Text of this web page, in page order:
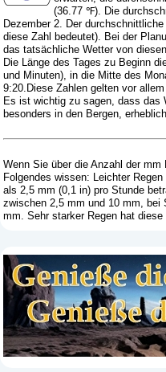
(36.77 ℉). Die
Dezember 2. Der
diese Zahl bedeutet). Bei der
das tatsächliche Wetter von
Die Länge des Tages zu Beginn
und Minuten), in die Mitte des
9:20.Diese Zahlen gelten vor
Es ist wichtig zu sagen, dass das
besonders in den Bergen,
Wenn Sie über die Anzahl der
Folgendes wissen: Leichter
als 2,5 mm (0,1 in) pro Stunde
zwischen 2,5 mm und 10 mm, bei
mm. Sehr starker Regen hat